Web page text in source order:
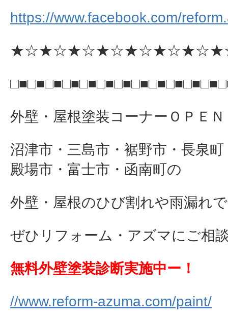
https://www.facebook.com/
外壁・屋根塗装コーナーＯＰＥ
沼津市・三島市・裾野市・長泉
殿場市・富士市・函南町の
外壁・屋根のひび割れや雨漏れ
ぜひリフォーム・アズマにご相
無料外壁塗装診断実施中ー！
//www.reform-azuma.com/paint/